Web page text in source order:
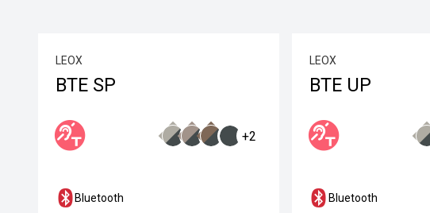
LEOX
BTE SP
+2
Bluetooth
LEOX
BTE UP
Bluetooth